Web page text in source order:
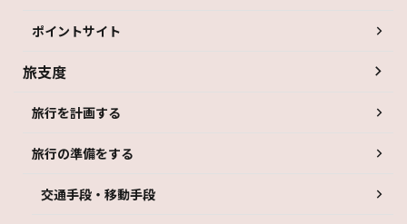
ポイントサイト
旅支度
旅行を計画する
旅行の準備をする
交通手段・移動手段